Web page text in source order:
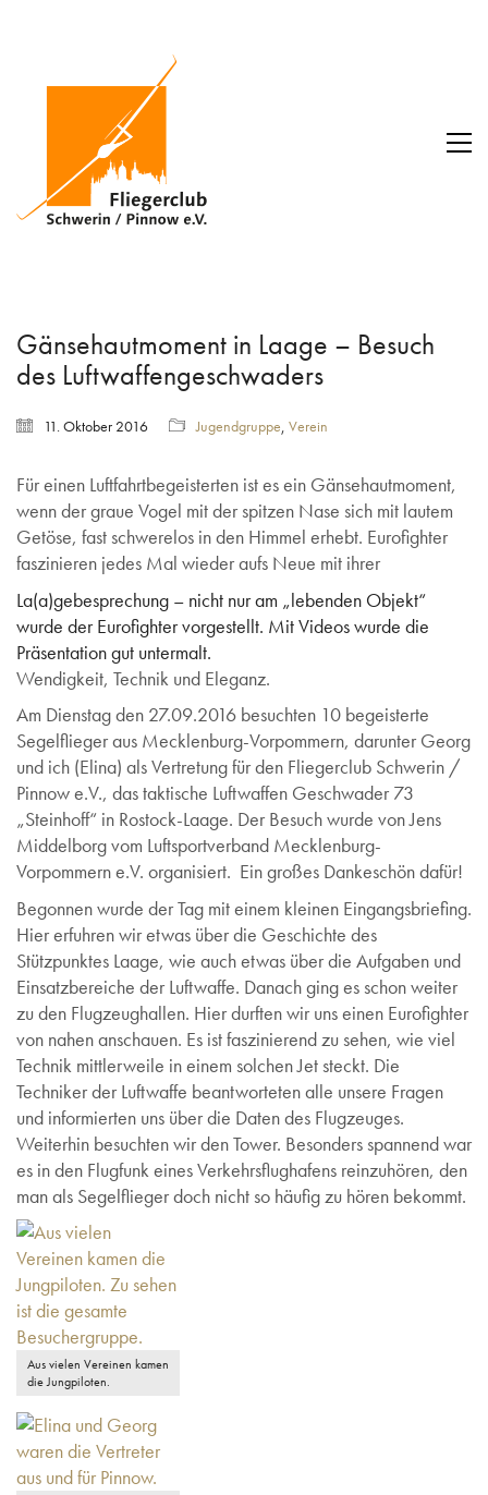
Gänsehautmoment in Laage – Besuch
des Luftwaffengeschwaders
11. Oktober 2016 Jugendgruppe, Verein
Für einen Luftfahrtbegeisterten ist es ein Gänsehautmoment,
wenn der graue Vogel mit der spitzen Nase sich mit lautem
Getöse, fast schwerelos in den Himmel erhebt. Eurofighter
faszinieren jedes Mal wieder aufs Neue mit ihrer
La(a)gebesprechung – nicht nur am „lebenden Objekt“
wurde der Eurofighter vorgestellt. Mit Videos wurde die
Präsentation gut untermalt.
Wendigkeit, Technik und Eleganz.
Am Dienstag den 27.09.2016 besuchten 10 begeisterte
Segelflieger aus Mecklenburg-Vorpommern, darunter Georg
und ich (Elina) als Vertretung für den Fliegerclub Schwerin /
Pinnow e.V., das taktische Luftwaffen Geschwader 73
„Steinhoff“ in Rostock-Laage. Der Besuch wurde von Jens
Middelborg vom Luftsportverband Mecklenburg-
Vorpommern e.V. organisiert. Ein großes Dankeschön dafür!
Begonnen wurde der Tag mit einem kleinen Eingangsbriefing.
Hier erfuhren wir etwas über die Geschichte des
Stützpunktes Laage, wie auch etwas über die Aufgaben und
Einsatzbereiche der Luftwaffe. Danach ging es schon weiter
zu den Flugzeughallen. Hier durften wir uns einen Eurofighter
von nahen anschauen. Es ist faszinierend zu sehen, wie viel
Technik mittlerweile in einem solchen Jet steckt. Die
Techniker der Luftwaffe beantworteten alle unsere Fragen
und informierten uns über die Daten des Flugzeuges.
Weiterhin besuchten wir den Tower. Besonders spannend war
es in den Flugfunk eines Verkehrsflughafens reinzuhören, den
man als Segelflieger doch nicht so häufig zu hören bekommt.
Aus vielen Vereinen kamen
die Jungpiloten.